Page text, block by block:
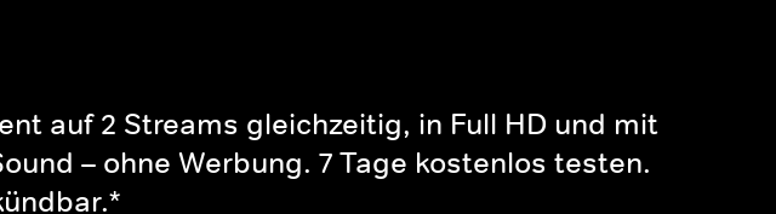
auf 2 Streams gleichzeitig, in Full HD und mit
– ohne Werbung. 7 Tage kostenlos testen.